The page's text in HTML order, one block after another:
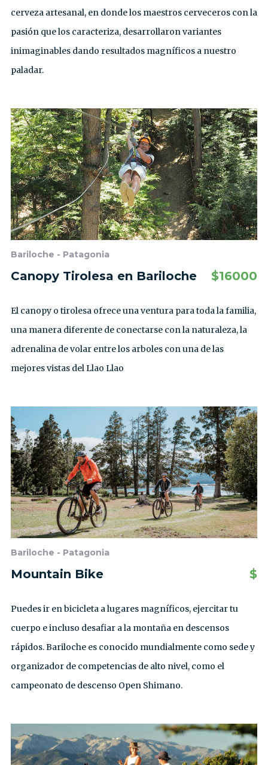
cerveza artesanal, en donde los maestros cerveceros con la
pasión que los caracteriza, desarrollaron variantes
inimaginables dando resultados magníficos a nuestro
paladar.
Bariloche - Patagonia
Canopy Tirolesa en Bariloche $16000
El canopy o tirolesa ofrece una ventura para toda la familia,
una manera diferente de conectarse con la naturaleza, la
adrenalina de volar entre los arboles con una de las
mejores vistas del Llao Llao
Bariloche - Patagonia
Mountain Bike $
Puedes ir en bicicleta a lugares magníficos, ejercitar tu
cuerpo e incluso desafiar a la montaña en descensos
rápidos. Bariloche es conocido mundialmente como sede y
organizador de competencias de alto nivel, como el
campeonato de descenso Open Shimano.